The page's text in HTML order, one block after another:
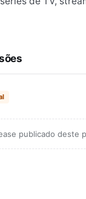
publicado deste